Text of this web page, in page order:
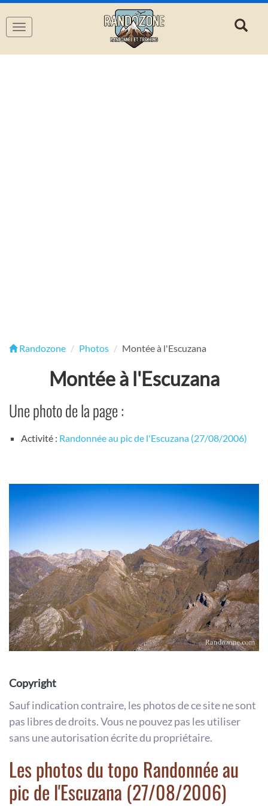
Navigation
Randozone Photos Montée à l'Escuzana
Montée à l'Escuzana
Une photo de la page :
Activité : Randonnée au pic de l'Escuzana (27/08/2006)
Copyright
Sauf indication contraire, les photos de ce site ne sont
pas libres de droits. Vous ne pouvez pas les utiliser
sans une autorisation écrite du propriétaire.
Les photos du topo Randonnée au
pic de l'Escuzana (27/08/2006)